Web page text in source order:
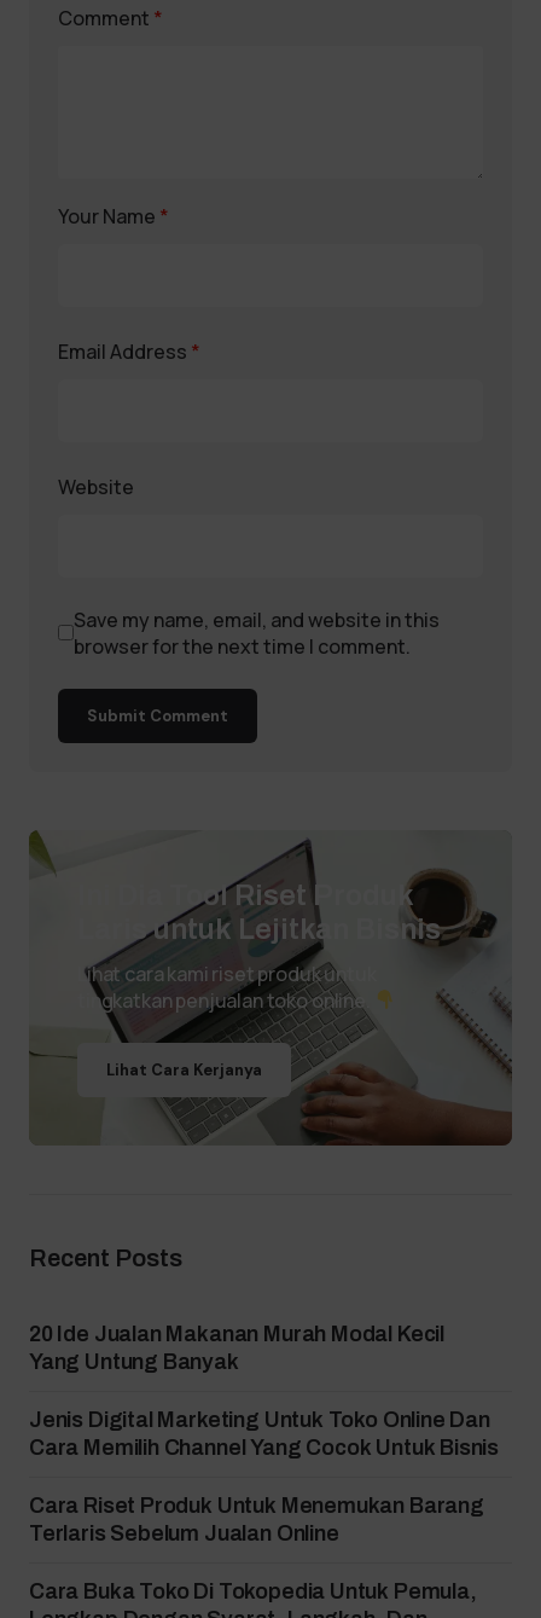
Comment *
Your Name *
Email Address *
Website
Save my name, email, and website in this
browser for the next time I comment.
Submit Comment
Ini Dia Tool Riset Produk
Laris untuk Lejitkan Bisnis
Lihat cara kami riset produk untuk
tingkatkan penjualan toko online.
Lihat Cara Kerjanya
Recent Posts
20 Ide Jualan Makanan Murah Modal Kecil
Yang Untung Banyak
Jenis Digital Marketing Untuk Toko Online Dan
Cara Memilih Channel Yang Cocok Untuk Bisnis
Cara Riset Produk Untuk Menemukan Barang
Terlaris Sebelum Jualan Online
Cara Buka Toko Di Tokopedia Untuk Pemula,